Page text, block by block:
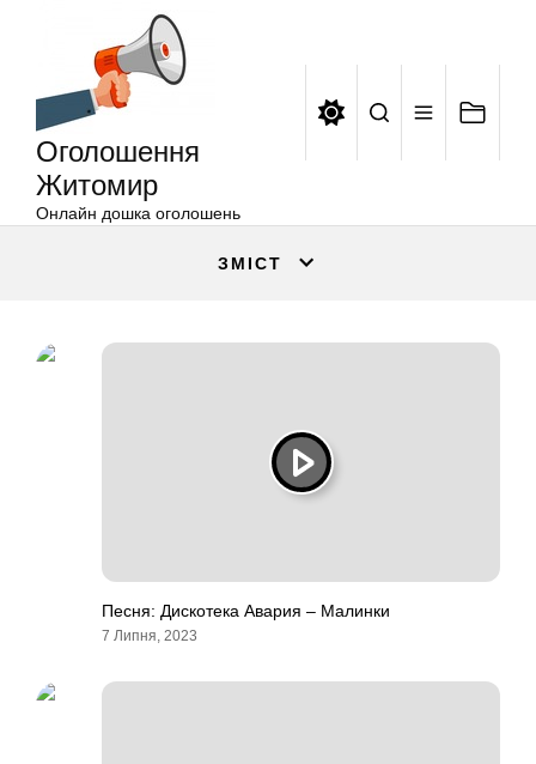
Оголошення
Житомир
Онлайн дошка оголошень
ЗМІСТ
Песня: Дискотека Авария – Малинки
7 Липня, 2023